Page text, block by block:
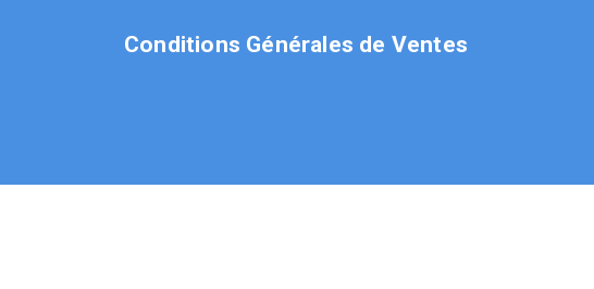
Conditions Générales de Ventes